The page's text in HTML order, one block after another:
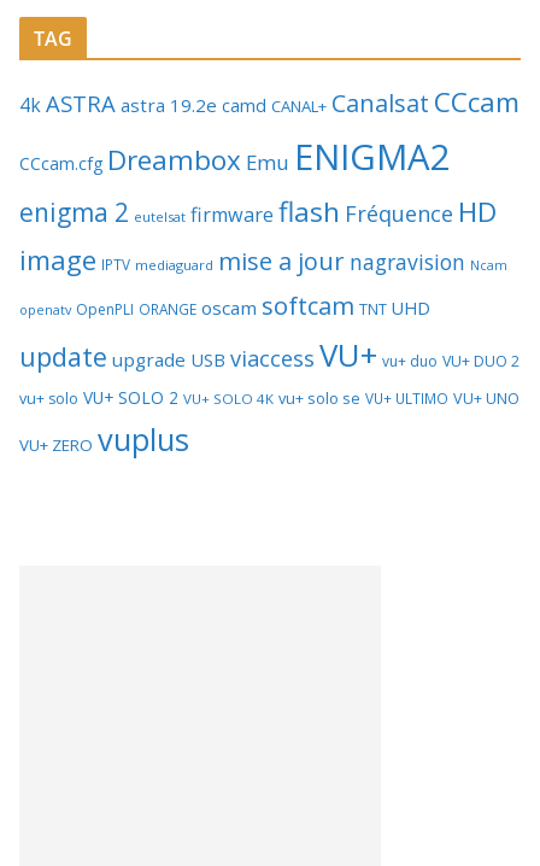
TAG
4kASTRA astra 19.2e camd CANAL+ Canalsat CCcam
CCcam.cfg Dreambox Emu ENIGMA2
enigma 2 eutelsat firmware flash Fréquence HD
image IPTV mediaguard mise a jour nagravision Ncam
openatv OpenPLI ORANGE oscam softcam TNT UHD
update upgrade USB viaccess VU+ vu+ duo VU+ DUO 2
vu+ solo VU+ SOLO 2 VU+ SOLO 4K vu+ solo se VU+ ULTIMO VU+ UNO
VU+ ZERO vuplus